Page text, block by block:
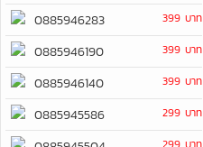
0885946283 399 บาท
0885946190 399 บาท
0885946140 399 บาท
0885945586 299 บาท